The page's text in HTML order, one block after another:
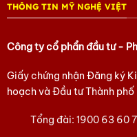
Để chúng tôi hỗ trợ
Tham khảo các sản
Tham khảo các sản
THÔNG TIN MỸ NGHỆ VIỆT
Công ty cổ phẩn đầu tư -
Giấy chứng nhận Đăng ký
hoạch và Đầu tư Thành phố
Tổng đài:1900 63 60